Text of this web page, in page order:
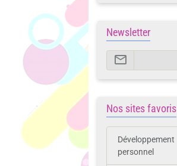
Newsletter
Nos sites favoris
Développement
personnel